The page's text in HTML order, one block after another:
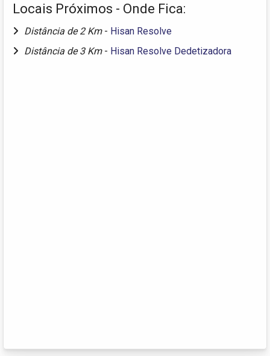
Locais Próximos - Onde Fica:
Distância de 2 Km - Hisan Resolve
Distância de 3 Km - Hisan Resolve Dedetizadora